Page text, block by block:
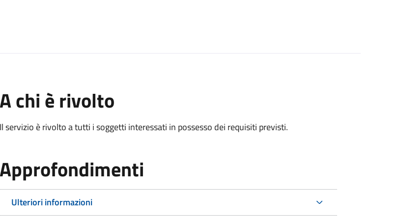
A chi è rivolto
Il servizio è rivolto a tutti i soggetti interessati in possesso dei requisiti previsti.
Approfondimenti
Ulteriori informazioni